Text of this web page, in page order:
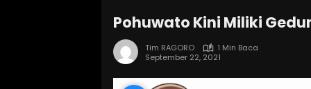
Pohuwato Kini Miliki
Tim RAGORO
1 Min Baca
September 22, 2021